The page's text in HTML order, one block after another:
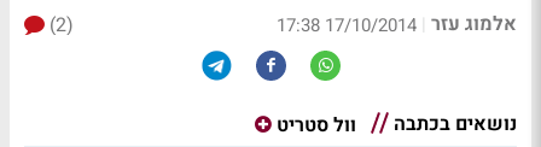
אלמוג עזר |
17/10/2014 17:38
(2)
נושאים בכתבה וול סטריט